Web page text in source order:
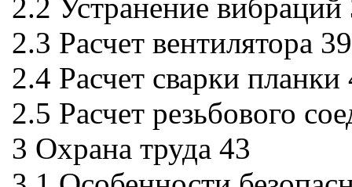
2.2 Устранение вибраций
2.3 Расчет вентилятора 39
2.4 Расчет сварки планки
2.5 Расчет резьбового
3 Охрана труда 43